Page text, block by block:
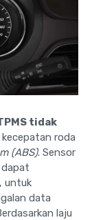
tidak
roda
(ABS). Sensor
dapat
untuk
data
laju